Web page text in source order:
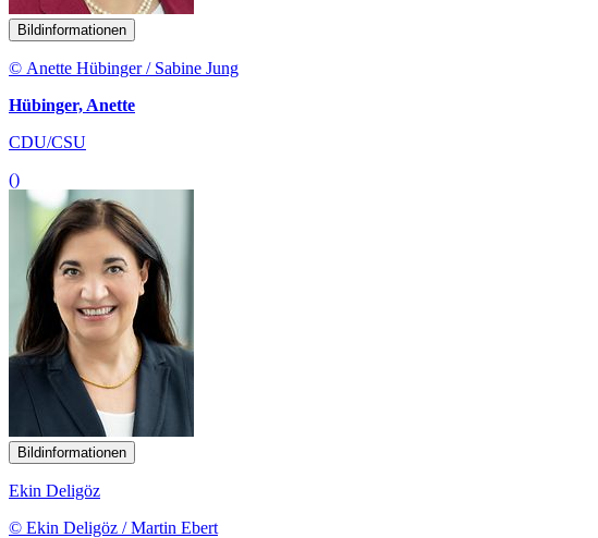
Bildinformationen
© Anette Hübinger / Sabine Jung
Hübinger, Anette
CDU/CSU
()
Bildinformationen
Ekin Deligöz
© Ekin Deligöz / Martin Ebert